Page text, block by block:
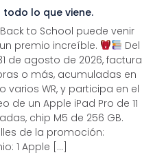
todo lo que viene.
Back to School puede venir
premio increíble.
Del
de agosto de 2026, factura
o más, acumuladas en
varios WR, y participa en el
de un Apple iPad Pro de 11
chip M5 de 256 GB.
de la promoción:
1 Apple […]